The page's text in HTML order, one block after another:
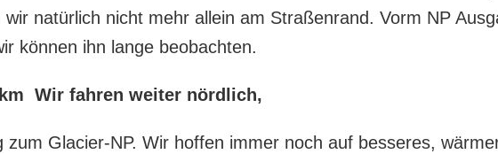
natürlich nicht mehr allein am Straßenrand. Vorm NP
können ihn lange beobachten.
Wir fahren weiter nördlich,
zum Glacier-NP. Wir hoffen immer noch auf besseres,